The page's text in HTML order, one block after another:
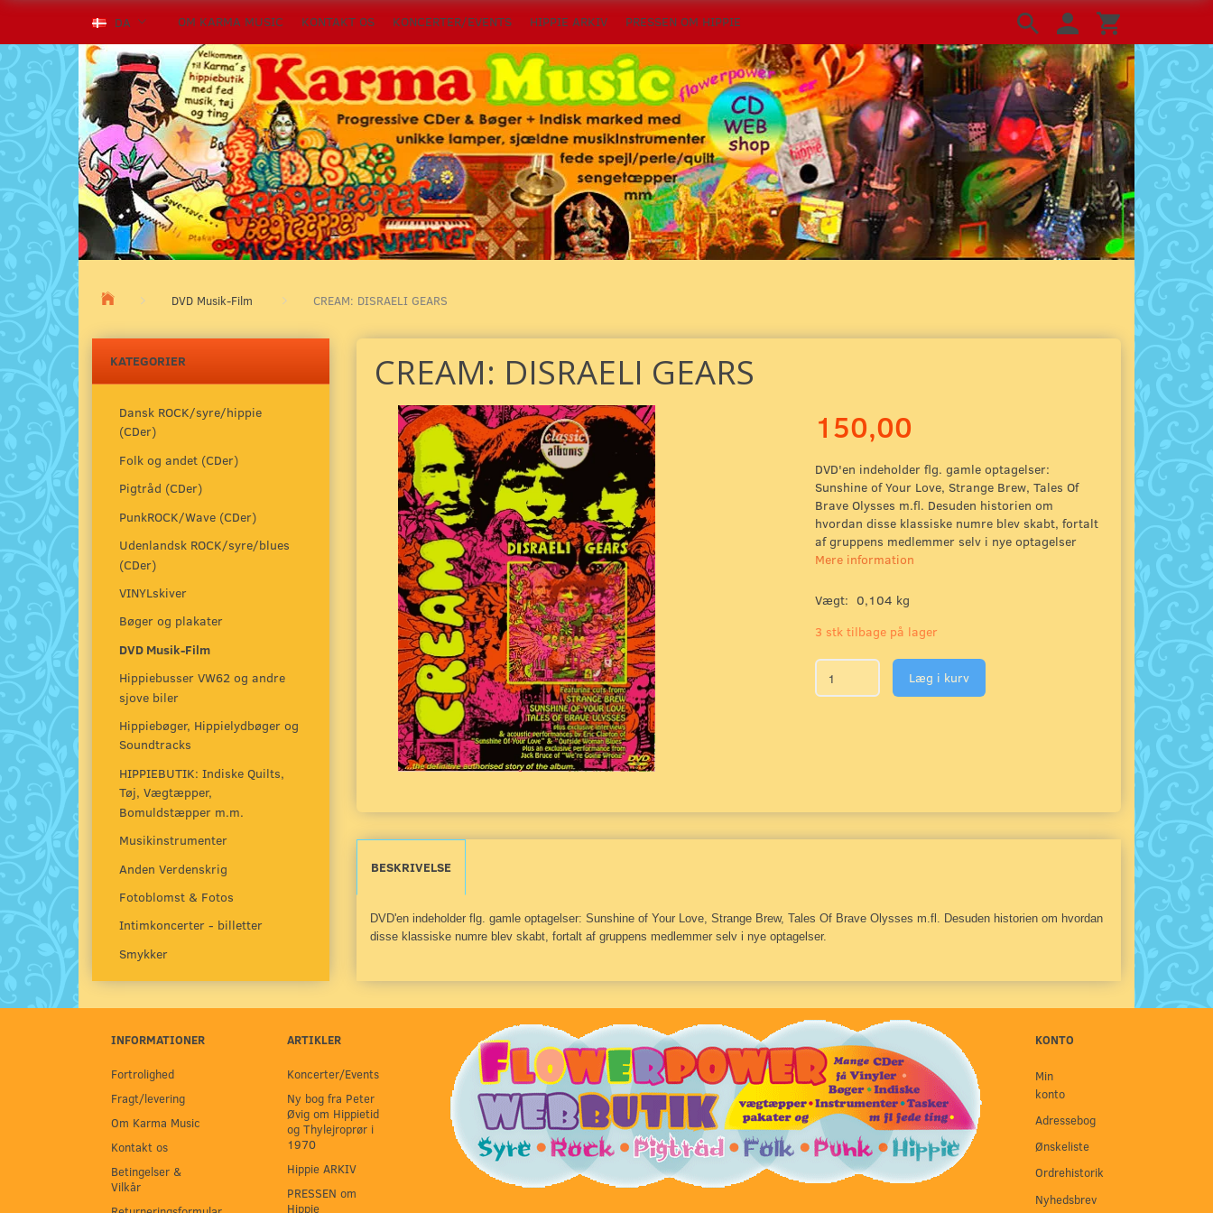
DA OM KARMA MUSIC KONTAKT OS KONCERTER/EVENTS HIPPIE ARKIV PRESSEN OM HIPPIE
DVD Musik-Film CREAM: DISRAELI GEARS
KATEGORIER
Dansk ROCK/syre/hippie
(CDer)
Folk og andet (CDer)
Pigtråd (CDer)
PunkROCK/Wave (CDer)
Udenlandsk ROCK/syre/blues
(CDer)
VINYLskiver
Bøger og plakater
DVD Musik-Film
Hippiebusser VW62 og andre
sjove biler
Hippiebøger, Hippielydbøger og
Soundtracks
HIPPIEBUTIK: Indiske Quilts,
Tøj, Vægtæpper,
Bomuldstæpper m.m.
Musikinstrumenter
Anden Verdenskrig
Fotoblomst & Fotos
Intimkoncerter - billetter
Smykker
CREAM: DISRAELI GEARS
150,00
DVD'en indeholder flg. gamle optagelser:
Sunshine of Your Love, Strange Brew, Tales Of
Brave Olysses m.fl. Desuden historien om
hvordan disse klassiske numre blev skabt, fortalt
af gruppens medlemmer selv i nye optagelser
Mere information
Vægt: 0,104 kg
3 stk tilbage på lager
Læg i kurv
BESKRIVELSE
DVD'en indeholder flg. gamle optagelser: Sunshine of Your Love, Strange Brew, Tales Of Brave Olysses m.fl. Desuden historien om hvordan
disse klassiske numre blev skabt, fortalt af gruppens medlemmer selv i nye optagelser.
INFORMATIONER
Fortrolighed
Fragt/levering
Om Karma Music
Kontakt os
Betingelser &
Vilkår
ARTIKLER
Koncerter/Events
Ny bog fra Peter
Øvig om Hippietid
og Thylejroprør i
1970
Hippie ARKIV
PRESSEN om
Hippie
KONTO
Min
konto
Adressebog
Ønskeliste
Ordrehistorik
Nyhedsbrev